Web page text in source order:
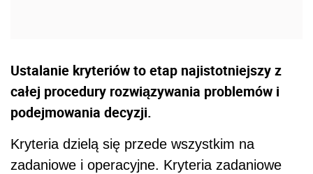
Ustalanie kryteriów to etap najistotniejszy z
całej procedury rozwiązywania problemów i
podejmowania decyzji.
Kryteria dzielą się przede wszystkim na
zadaniowe i operacyjne. Kryteria zadaniowe